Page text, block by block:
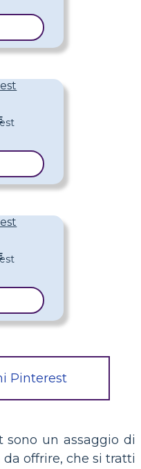
Pinterest
un assaggio di
offrire, che si tratti